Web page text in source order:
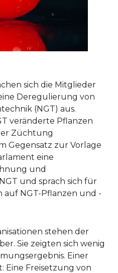
sich die Mitglieder
Deregulierung von
(NGT) aus.
veränderte Pflanzen
Züchtung
Gegensatz zur Vorlage
eine
und
und sprach sich für
auf NGT-Pflanzen und -
stehen der
Sie zeigten sich wenig
Einer
Freisetzung von